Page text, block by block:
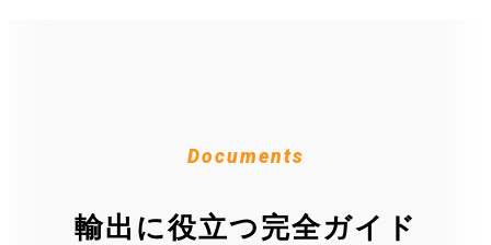
Documents
輸出に役立つ完全ガイド